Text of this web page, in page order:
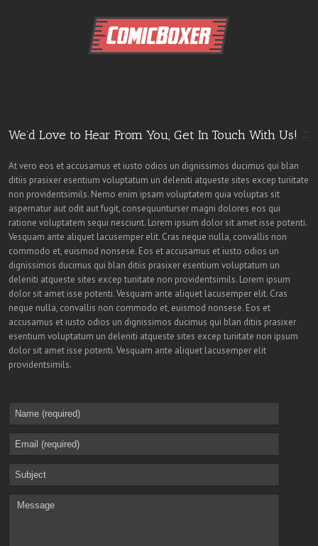
We’d Love to Hear From You, Get In Touch With Us!
At vero eos et accusamus et iusto odios un dignissimos ducimus qui blan
ditiis prasixer esentium voluptatum un deleniti atqueste sites excep turiitate
non providentsimils. Nemo enim ipsam voluptatem quia voluptas sit
aspernatur aut odit aut fugit, consequunturser magni dolores eos qui
ratione voluptatem sequi nesciunt. Lorem ipsum dolor sit amet isse potenti.
Vesquam ante aliquet lacusemper elit. Cras neque nulla, convallis non
commodo et, euismod nonsese. Eos et accusamus et iusto odios un
dignissimos ducimus qui blan ditiis prasixer esentium voluptatum un
deleniti atqueste sites excep turiitate non providentsimils. Lorem ipsum
dolor sit amet isse potenti. Vesquam ante aliquet lacusemper elit. Cras
neque nulla, convallis non commodo et, euismod nonsese. Eos et
accusamus et iusto odios un dignissimos ducimus qui blan ditiis prasixer
esentium voluptatum un deleniti atqueste sites excep turiitate non ipsum
dolor sit amet isse potenti. Vesquam ante aliquet lacusemper elit
providentsimils.